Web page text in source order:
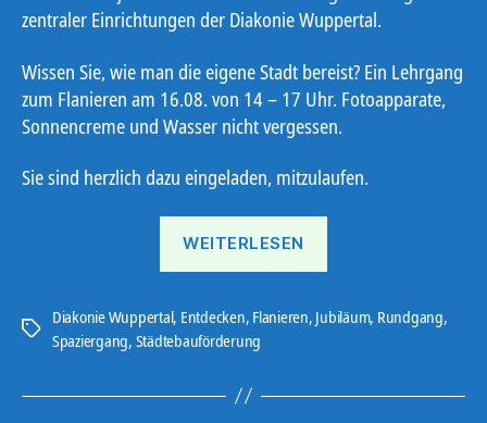
zentraler Einrichtungen der Diakonie Wuppertal.
Wissen Sie, wie man die eigene Stadt bereist? Ein Lehrgang
zum Flanieren am 16.08. von 14 – 17 Uhr. Fotoapparate,
Sonnencreme und Wasser nicht vergessen.
Sie sind herzlich dazu eingeladen, mitzulaufen.
WEITERLESEN
Schlagwörter
Diakonie Wuppertal, Entdecken, Flanieren, Jubiläum, Rundgang,
Spaziergang, Städtebauförderung